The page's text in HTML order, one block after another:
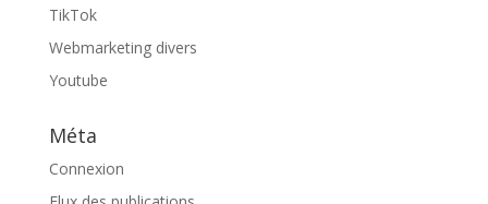
TikTok
Webmarketing divers
Youtube
Méta
Connexion